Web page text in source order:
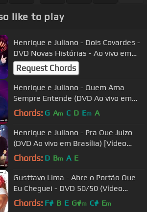
like to play
Henrique e Juliano - Dois Covardes -
DVD Novas Histórias - Ao vivo em
Recife
Request Chords
Henrique e Juliano - Quem Ama
Sempre Entende (DVD Ao vivo em
Brasília) [Vídeo Oficial]
Chords: G Am C D Em A
Henrique e Juliano - Pra Que Juízo
(DVD Ao vivo em Brasília) [Vídeo
Oficial]
Chords: D Bm A E
Gusttavo Lima - Abre o Portão Que
Eu Cheguei - DVD 50/50 (Vídeo
Oficial)
Chords: F# B E G#m C# Em